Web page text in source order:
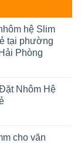
hệ Slim
tại phường
Phòng
Nhôm Hệ
cho văn